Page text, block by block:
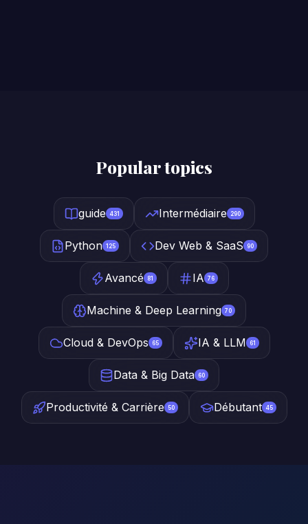
Popular topics
guide 431 Intermédiaire 290
Python 125 Dev Web & SaaS 90
Avancé 81 IA 76
Machine & Deep Learning 70
Cloud & DevOps 65 IA & LLM 61
Data & Big Data 60
Productivité & Carrière 50 Débutant 45